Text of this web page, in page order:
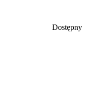
Dostępny